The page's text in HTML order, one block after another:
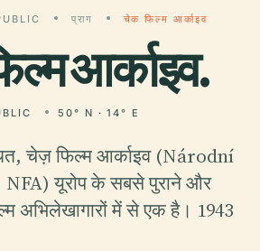
प्राग चेक फिल्म आर्काइव
आर्काइव.
50° N · 14° E
चेज़ फिल्म आर्काइव (Národní
यूरोप के सबसे पुराने और
अभिलेखागारों में से एक है। 1943